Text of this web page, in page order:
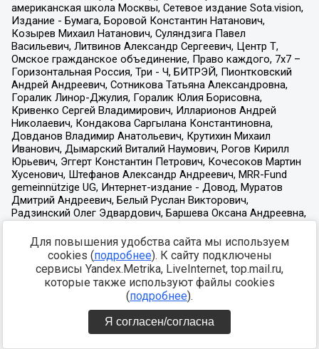
Для повышения удобства сайта мы используем
cookies (подробнее). К сайту подключены
сервисы Yandex.Metrika, LiveInternet, top.mail.ru,
которые также используют файлы cookies
(подробнее).
Я согласен/согласна